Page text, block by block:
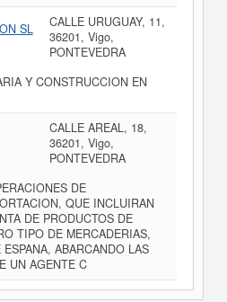
SL
CALLE URUGUAY, 11,
36201, Vigo,
PONTEVEDRA
Y CONSTRUCCION EN
CALLE AREAL, 18,
36201, Vigo,
PONTEVEDRA
DE
QUE INCLUIRAN
DE PRODUCTOS DE
TIPO DE MERCADERIAS,
ABARCANDO LAS
UN AGENTE C